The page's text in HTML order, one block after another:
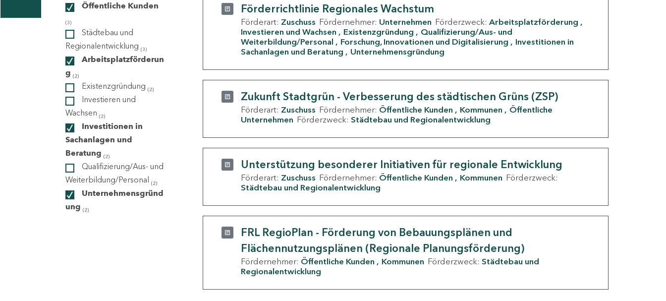
Öffentliche Kunden
(3)
Städtebau und
Regionalentwicklung (3)
Arbeitsplatzförderun
g (2)
Existenzgründung (2)
Investieren und
Wachsen (2)
Investitionen in
Sachanlagen und
Beratung (2)
Qualifizierung/Aus- und
Weiterbildung/Personal (2)
Unternehmensgründ
ung (2)
Förderrichtlinie Regionales Wachstum
Förderart: Zuschuss Fördernehmer: Unternehmen Förderzweck: Arbeitsplatzförderung
Investieren und Wachsen
Existenzgründung
Qualifizierung/Aus- und
Weiterbildung/Personal
Forschung, Innovationen und Digitalisierung
Investitionen in
Sachanlagen und Beratung
Unternehmensgründung
Zukunft Stadtgrün - Verbesserung des städtischen Grüns (ZSP)
Förderart: Zuschuss Fördernehmer: Öffentliche Kunden Kommunen
Öffentliche
Unternehmen Förderzweck: Städtebau und Regionalentwicklung
Unterstützung besonderer Initiativen für regionale Entwicklung
Förderart: Zuschuss Fördernehmer: Öffentliche Kunden Kommunen Förderzweck:
Städtebau und Regionalentwicklung
FRL RegioPlan - Förderung von Bebauungsplänen und
Flächennutzungsplänen (Regionale Planungsförderung)
Fördernehmer: Öffentliche Kunden Kommunen Förderzweck: Städtebau und
Regionalentwicklung